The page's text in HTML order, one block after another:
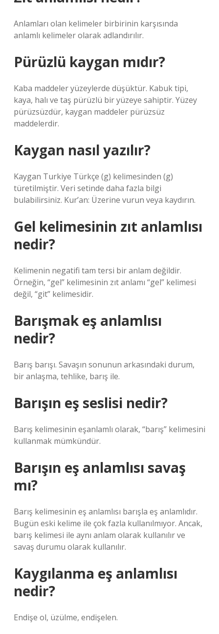
Anlamları olan kelimeler birbirinin karşısında
anlamlı kelimeler olarak adlandırılır.
Pürüzlü kaygan mıdır?
Kaba maddeler yüzeylerde düşüktür. Kabuk tipi,
kaya, halı ve taş pürüzlü bir yüzeye sahiptir. Yüzey
pürüzsüzdür, kaygan maddeler pürüzsüz
maddelerdir.
Kaygan nasıl yazılır?
Kaygan Turkiye Türkçe (g) kelimesinden (g)
türetilmiştir. Veri setinde daha fazla bilgi
bulabilirsiniz. Kur’an: Üzerine vurun veya kaydırın.
Gel kelimesinin zıt anlamlısı
nedir?
Kelimenin negatifi tam tersi bir anlam değildir.
Örneğin, “gel” kelimesinin zıt anlamı “gel” kelimesi
değil, “git” kelimesidir.
Barışmak eş anlamlısı
nedir?
Barış barışı. Savaşın sonunun arkasındaki durum,
bir anlaşma, tehlike, barış ile.
Barışın eş seslisi nedir?
Barış kelimesinin eşanlamlı olarak, “barış” kelimesini
kullanmak mümkündür.
Barışın eş anlamlısı savaş
mı?
Barış kelimesinin eş anlamlısı barışla eş anlamlıdır.
Bugün eski kelime ile çok fazla kullanılmıyor. Ancak,
barış kelimesi ile aynı anlam olarak kullanılır ve
savaş durumu olarak kullanılır.
Kaygılanma eş anlamlısı
nedir?
Endişe ol, üzülme, endişelen.